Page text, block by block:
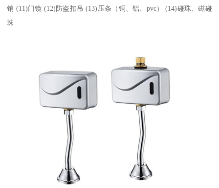
销 (11)门镜 (12)防盗扣吊 (13)压条（铜、铝、pvc） (14)碰珠、磁碰
珠